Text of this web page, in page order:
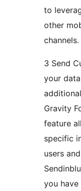
to
other
channels.
3 Send
your
Gravity
feature
specific
users
you